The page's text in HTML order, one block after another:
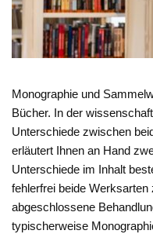
Monographie und
Bücher. In der
Unterschiede zwischen
erläutert Ihnen an Hand
Unterschiede im Inhalt
fehlerfrei beide
abgeschlossene
typischerweise